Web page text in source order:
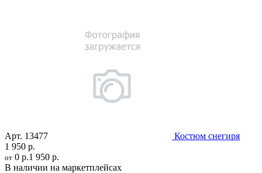
Арт. 13477
Костюм снегиря
1 950 р.
от 0 р.1 950 р.
В наличии на маркетплейсах